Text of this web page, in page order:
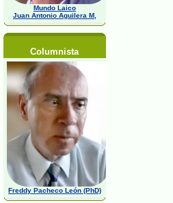
Mundo Laico
Juan Antonio Aguilera M,
Columnista
Freddy Pacheco León (PhD)